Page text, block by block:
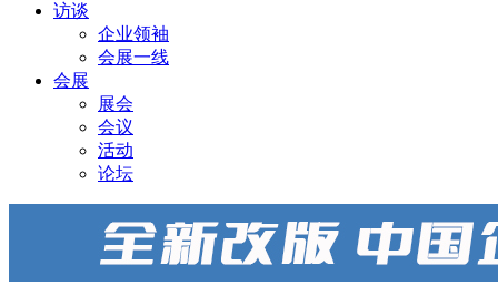
访谈
企业领袖
会展一线
会展
展会
会议
活动
论坛